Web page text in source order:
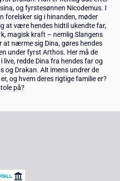
og fyrstesønnen Nicodemus. I
forelsker sig i hinanden, møder
at være hendes hidtil ukendte far,
magisk kraft – nemlig Slangens
at nærme sig Dina, gøres hendes
under fyrst Arthos. Her må de
redde Dina fra hendes far og
og Drakan. Alt imens undrer de
og hvem deres rigtige familie er?
på?